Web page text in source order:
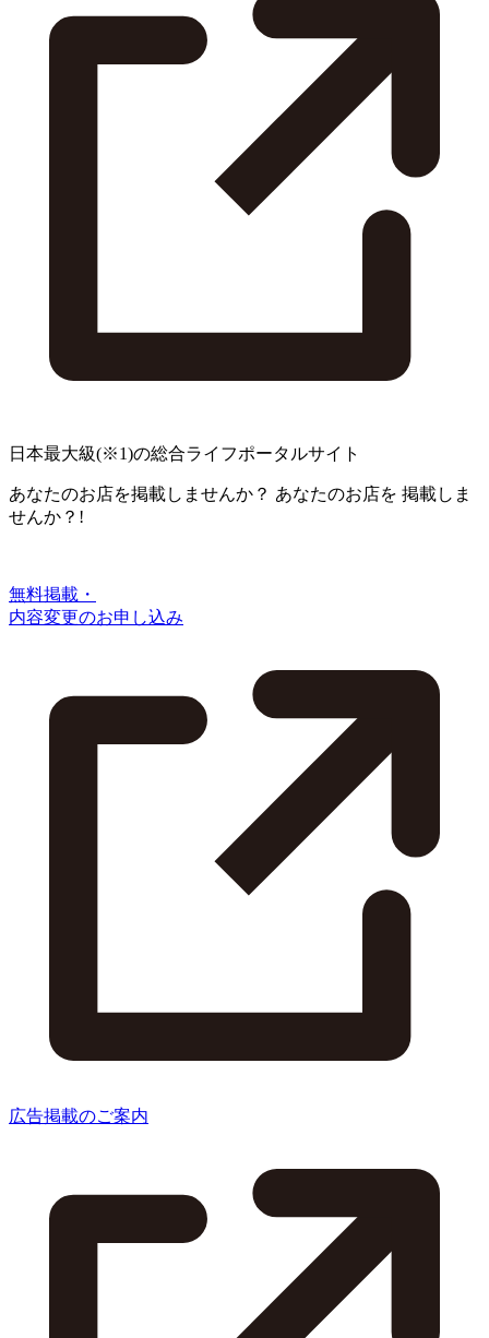
日本最大級(※1)の総合ライフポータルサイト
あなたのお店を掲載しませんか？ あなたのお店を 掲載しま
せんか？!
無料掲載・
内容変更のお申し込み
広告掲載のご案内